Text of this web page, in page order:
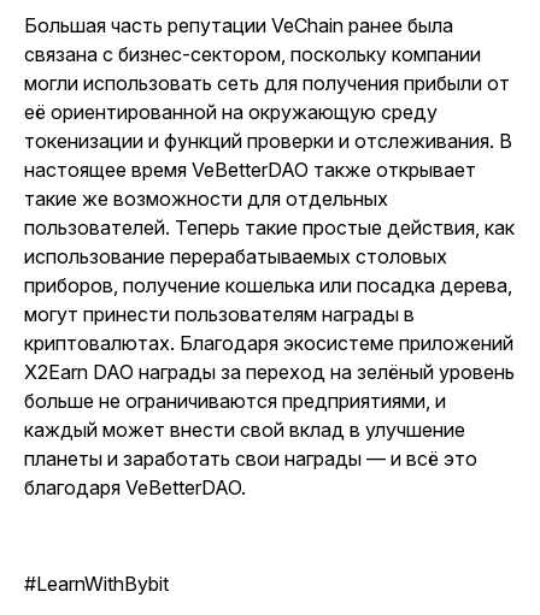
Большая часть репутации VeChain ранее была
связана с бизнес-сектором, поскольку компании
могли использовать сеть для получения прибыли от
её ориентированной на окружающую среду
токенизации и функций проверки и отслеживания. В
настоящее время VeBetterDAO также открывает
такие же возможности для отдельных
пользователей. Теперь такие простые действия, как
использование перерабатываемых столовых
приборов, получение кошелька или посадка дерева,
могут принести пользователям награды в
криптовалютах. Благодаря экосистеме приложений
X2Earn DAO награды за переход на зелёный уровень
больше не ограничиваются предприятиями, и
каждый может внести свой вклад в улучшение
планеты и заработать свои награды — и всё это
благодаря VeBetterDAO.
#LearnWithBybit